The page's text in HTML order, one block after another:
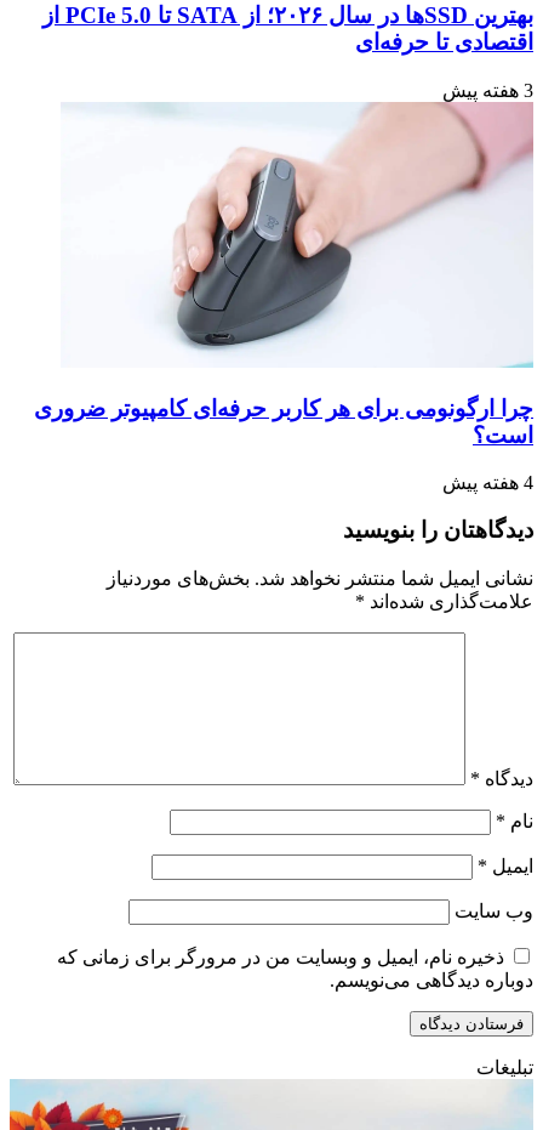
بهترین SSDها در سال ۲۰۲۶؛ از SATA تا PCIe 5.0 از
اقتصادی تا حرفه‌ای
3 هفته پیش
چرا ارگونومی برای هر کاربر حرفه‌ای کامپیوتر ضروری
است؟
4 هفته پیش
دیدگاهتان را بنویسید
نشانی ایمیل شما منتشر نخواهد شد. بخش‌های موردنیاز
علامت‌گذاری شده‌اند *
دیدگاه *
نام *
ایمیل *
وب‌ سایت
ذخیره نام، ایمیل و وبسایت من در مرورگر برای زمانی که
دوباره دیدگاهی می‌نویسم.
تبلیغات